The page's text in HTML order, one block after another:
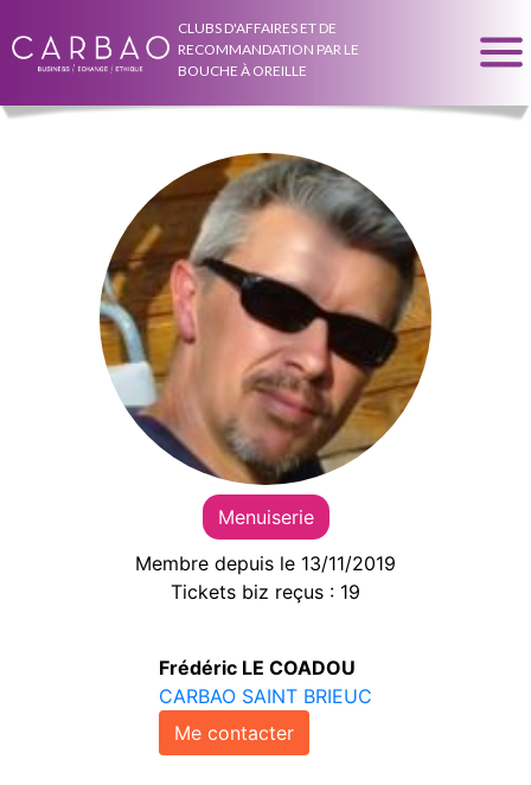
CLUBS D'AFFAIRES ET DE
RECOMMANDATION PAR LE
BOUCHE À OREILLE
Menuiserie
Membre depuis le 13/11/2019
Tickets biz reçus : 19
Frédéric LE COADOU
CARBAO SAINT BRIEUC
Me contacter